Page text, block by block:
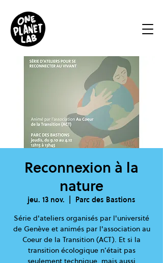
Reconnexion à la
nature
jeu. 13 nov.
Parc des Bastions
Série d'ateliers organisés par l'université
de Genève et animés par l'association au
Coeur de la Transition (ACT). Et si la
transition écologique n’était pas
seulement technique, mais aussi